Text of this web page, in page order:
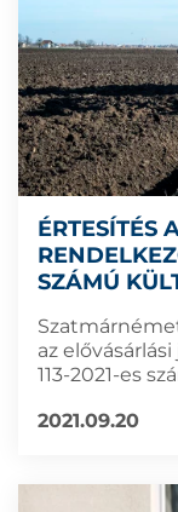
ÉRTESÍTÉS
SZÁMÚ
az
113-2021-es
2021.09.20